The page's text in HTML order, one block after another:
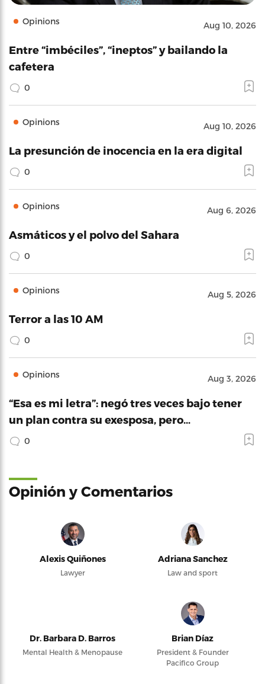
Opinions Aug 10, 2026
Entre “imbéciles”, “ineptos” y bailando la
cafetera
0
Opinions Aug 10, 2026
La presunción de inocencia en la era digital
0
Opinions Aug 6, 2026
Asmáticos y el polvo del Sahara
0
Opinions Aug 5, 2026
Terror a las 10 AM
0
Opinions Aug 3, 2026
“Esa es mi letra”: negó tres veces bajo tener
un plan contra su exesposa, pero…
0
Opinión y Comentarios
Alexis Quiñones
Lawyer
Adriana Sanchez
Law and sport
Dr. Barbara D. Barros
Mental Health & Menopause
Brian Díaz
President & Founder
Pacifico Group